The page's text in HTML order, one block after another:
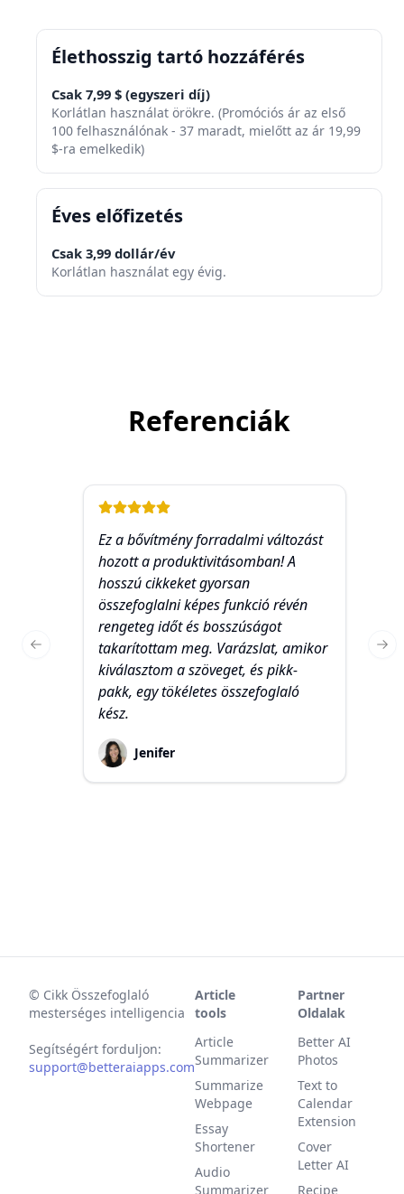
Élethosszig tartó hozzáférés
Csak 7,99 $ (egyszeri díj)
Korlátlan használat örökre. (Promóciós ár az első
100 felhasználónak - 37 maradt, mielőtt az ár 19,99
$-ra emelkedik)
Éves előfizetés
Csak 3,99 dollár/év
Korlátlan használat egy évig.
Referenciák
Ez a bővítmény forradalmi változást
hozott a produktivitásomban! A
hosszú cikkeket gyorsan
összefoglalni képes funkció révén
rengeteg időt és bosszúságot
takarítottam meg. Varázslat, amikor
kiválasztom a szöveget, és pikk-
pakk, egy tökéletes összefoglaló
kész.
Jenifer
Previous slide
© Cikk Összefoglaló
mesterséges intelligencia
Segítségért forduljon:
support@betteraiapps.com
Article
tools
Article
Summarizer
Summarize
Webpage
Essay
Shortener
Audio
Summarizer
Partner
Oldalak
Better AI
Photos
Text to
Calendar
Extension
Cover
Letter AI
Recipe